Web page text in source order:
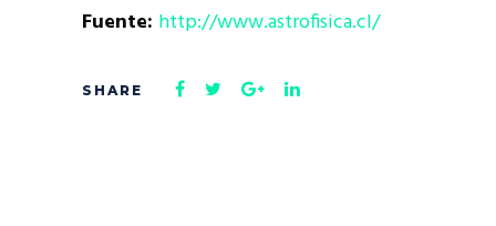
Fuente: http://www.astrofisica.cl/